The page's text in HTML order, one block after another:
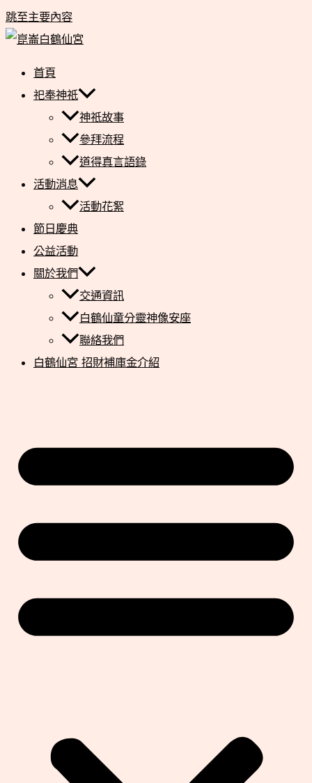
跳至主要內容
首頁
祀奉神祇
神祇故事
參拜流程
道得真言語錄
活動消息
活動花絮
節日慶典
公益活動
關於我們
交通資訊
白鶴仙童分靈神像安座
聯絡我們
白鶴仙宮 招財補庫金介紹